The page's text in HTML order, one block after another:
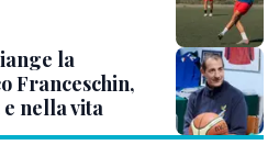
la
Franceschin,
nella vita